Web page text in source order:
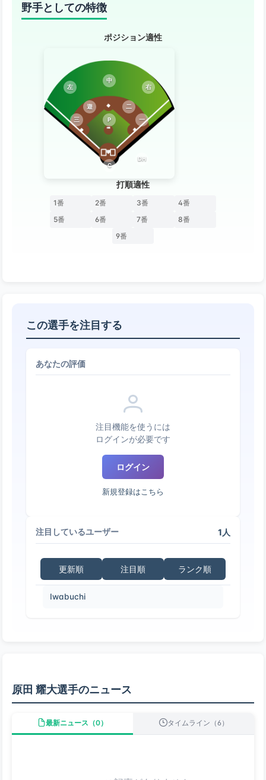
野手としての特徴
ポジション適性
P
C
一
二
三
遊
左
中
右
DH
打順適性
1番 2番 3番
4番
5番
6番 7番
8番
9番
この選手を注目する
あなたの評価
注目機能を使うには
ログインが必要です
ログイン
新規登録はこちら
注目しているユーザー 1人
更新順 注目順 ランク順
Iwabuchi
原田 耀大選手のニュース
最新ニュース（0） タイムライン（6）